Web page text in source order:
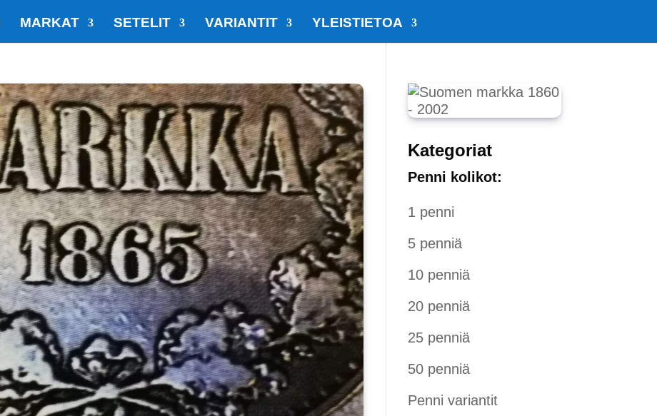
MARKAT SETELIT VARIANTIT
YLEISTIETOA
Kategoriat
Penni kolikot:
1 penni
5 penniä
10 penniä
20 penniä
25 penniä
50 penniä
Penni variantit